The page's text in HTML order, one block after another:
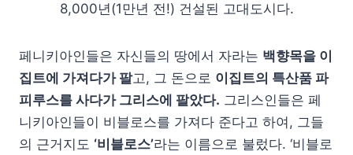
8,000년(1만년 전!) 건설된 고대도시다.
페니키아인들은 자신들의 땅에서 자라는 백향목을 이
집트에 가져다가 팔고, 그 돈으로 이집트의 특산품 파
피루스를 사다가 그리스에 팔았다. 그리스인들은 페
니키아인들이 비블로스를 가져다 준다고 하여, 그들
의 근거지도 ‘비블로스’라는 이름으로 불렀다. ‘비블로